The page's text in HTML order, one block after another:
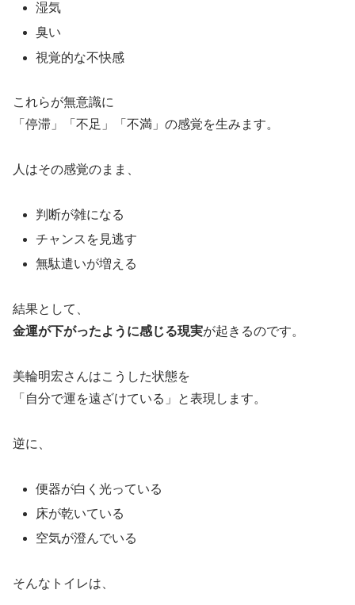
湿気
臭い
視覚的な不快感
これらが無意識に
「停滞」「不足」「不満」の感覚を生みます。
人はその感覚のまま、
判断が雑になる
チャンスを見逃す
無駄遣いが増える
結果として、
金運が下がったように感じる現実が起きるのです。
美輪明宏さんはこうした状態を
「自分で運を遠ざけている」と表現します。
逆に、
便器が白く光っている
床が乾いている
空気が澄んでいる
そんなトイレは、